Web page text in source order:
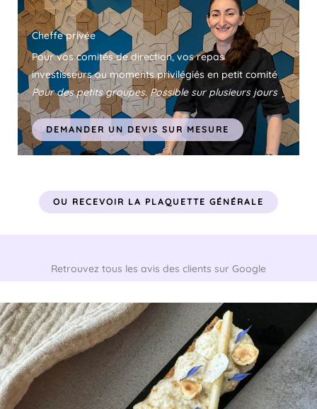
Cheffe privée
Pour vos comités de direction, vos repas
investisseurs ou moments privilégiés en petit comité
Pour des petits groupes. Possible sur plusieurs jours
DEMANDER UN DEVIS SUR MESURE
OU RECEVOIR LA PLAQUETTE GÉNÉRALE
Retrouvez tous les avis des clients sur Google